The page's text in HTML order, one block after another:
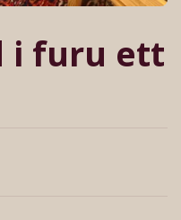
i furu ett